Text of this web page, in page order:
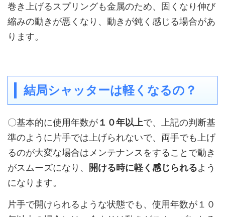
巻き上げるスプリングも金属のため、固くなり伸び
縮みの動きが悪くなり、動きが鈍く感じる場合があ
ります。
結局シャッターは軽くなるの？
〇基本的に使用年数が１０年以上で、上記の判断基
準のように片手では上げられないで、両手でも上げ
るのが大変な場合はメンテナンスをすることで動き
がスムーズになり、 開ける時に軽く感じられるよう
になります。
片手で開けられるような状態でも、使用年数が１０